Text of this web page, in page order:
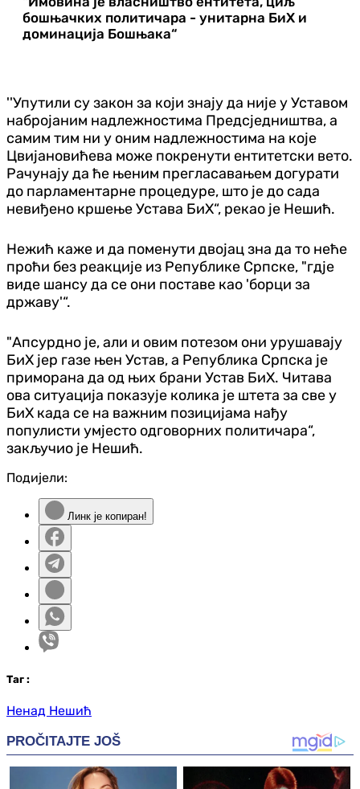
бошњачких политичара - унитарна БиХ и
доминација Бошњака“
''Упутили су закон за који знају да није у Уставом
набројаним надлежностима Предсједништва, а
самим тим ни у оним надлежностима на које
Цвијановићева може покренути ентитетски вето.
Рачунају да ће њеним прегласавањем догурати
до парламентарне процедуре, што је до сада
невиђено кршење Устава БиХ“, рекао је Нешић.
Нежић каже и да поменути двојац зна да то неће
проћи без реакције из Републике Српске, "гдје
виде шансу да се они поставе као 'борци за
државу'“.
"Апсурдно је, али и овим потезом они урушавају
БиХ јер газе њен Устав, а Република Српска је
приморана да од њих брани Устав БиХ. Читава
ова ситуација показује колика је штета за све у
БиХ када се на важним позицијама нађу
популисти умјесто одговорних политичара“,
закључио је Нешић.
Подијели:
Линк је копиран!
Таг :
Ненад Нешић